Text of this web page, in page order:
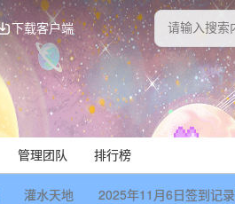
下载客户端
管理团队 排行榜
灌水天地 2025年11月6日签到记